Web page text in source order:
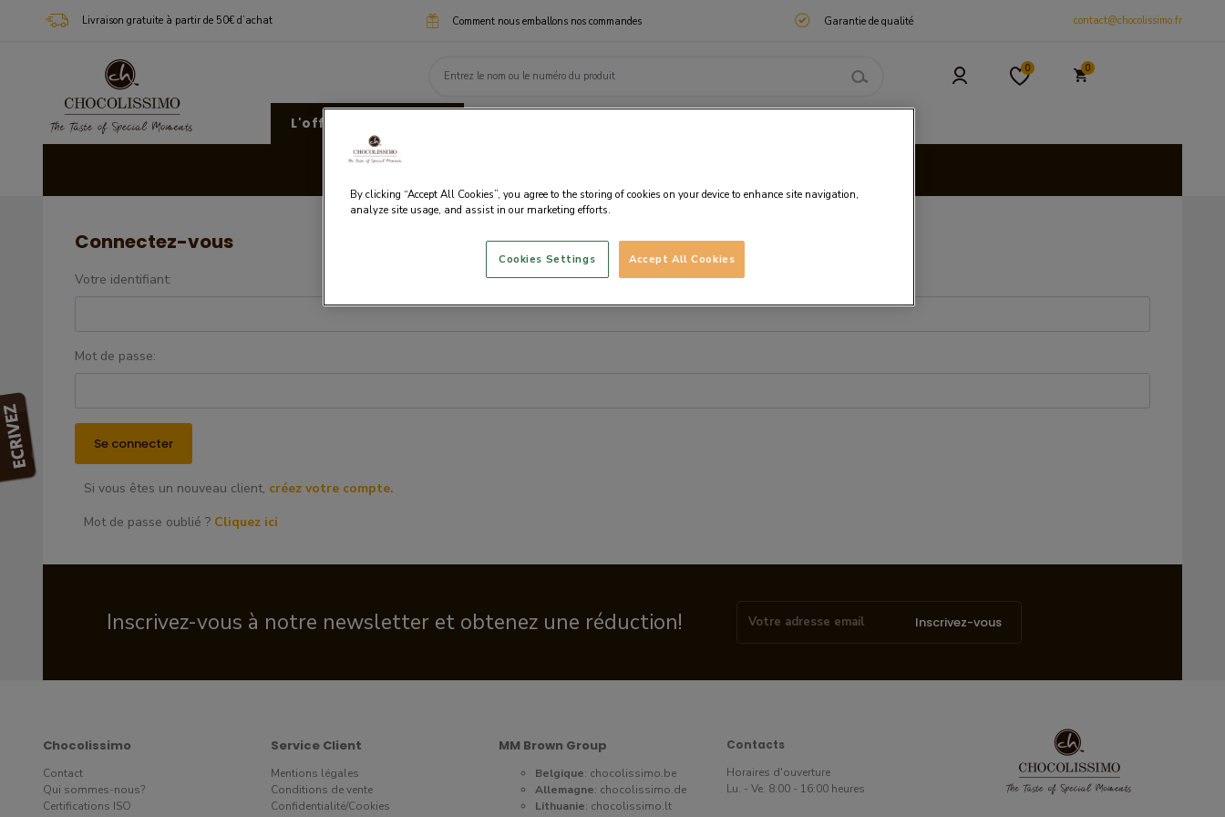
Livraison gratuite à partir de 50€ d’achat Comment nous emballons nos commandes Garantie de qualité contact@chocolissimo.fr
0 0
L'offre Chocolissimo
Connectez-vous
Votre identifiant:
Mot de passe:
Si vous êtes un nouveau client, créez votre compte.
Mot de passe oublié ? Cliquez ici
Inscrivez-vous à notre newsletter et obtenez une réduction! Inscrivez-vous
Chocolissimo
Contact
Qui sommes-nous?
Certifications ISO
Service Client
Mentions légales
Conditions de vente
Confidentialité/Cookies
MM Brown Group
Belgique: chocolissimo.be
Allemagne: chocolissimo.de
Lithuanie: chocolissimo.lt
Contacts
Horaires d'ouverture
Lu. - Ve. 8:00 - 16:00 heures
By clicking “Accept All Cookies”, you agree to the storing of cookies on your device to enhance site navigation,
analyze site usage, and assist in our marketing efforts.
Accept All Cookies
Cookies Settings